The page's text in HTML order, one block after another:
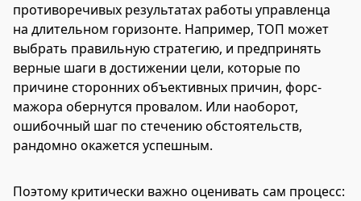
противоречивых результатах работы управленца
на длительном горизонте. Например, ТОП может
выбрать правильную стратегию, и предпринять
верные шаги в достижении цели, которые по
причине сторонних объективных причин, форс-
мажора обернутся провалом. Или наоборот,
ошибочный шаг по стечению обстоятельств,
рандомно окажется успешным.
Поэтому критически важно оценивать сам процесс: